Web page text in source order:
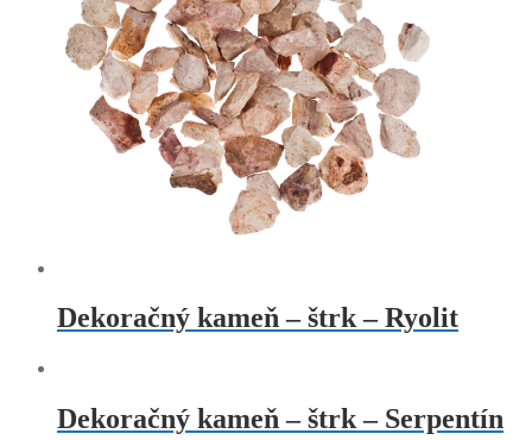
Dekoračný kameň – štrk – Ryolit
Dekoračný kameň – štrk – Serpentín